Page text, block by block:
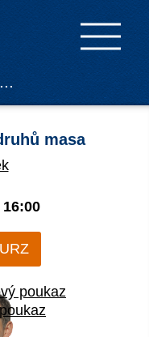
masa
16:00
poukaz